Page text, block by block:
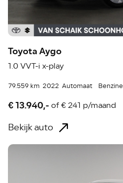
Toyota Aygo
1.0 VVT-i x-play
79.559 km 2022 Automaat Benzine
€ 13.940,- of€ 241 p/maand
Bekijk auto